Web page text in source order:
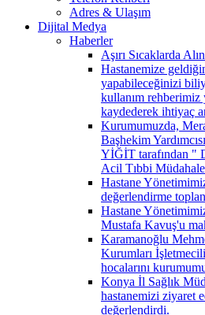
Adres & Ulaşım
Dijital Medya
Haberler
Aşırı Sıcaklarda
Hastanemize
yapabileceğinizi
kullanım rehberimiz
kaydederek ihtiyaç
Kurumumuzda,
Başhekim
YİĞİT tarafından "
Acil Tıbbi
Hastane
değerlendirme
Hastane
Mustafa Kavuş'u
Karamanoğlu
Kurumları
hocalarını
Konya İl Sağlık
hastanemizi ziyaret
değerlendirdi.